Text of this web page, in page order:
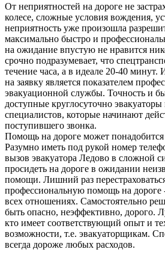
От неприятностей на дороге не
колесе, сложные условия вождения,
неприятность уже произошла
максимально быстро и
на ожидание впустую не нравится
срочно подразумевает, что
течение часа, а в идеале 20-40
на заявку является показателем
эвакуационной службы. Точность и
доступные круглосуточно эвакуаторы
специалистов, которые начинают
поступившего звонка.
Помощь на дороге может
Разумно иметь под рукой номер
вызов эвакуатора Ледово в сложной
просидеть на дороге в ожидании
помощи. Лишний раз
профессиональную помощь на дороге
всех отношениях. Самостоятельно
быть опасно, неэффективно, дорого.
кто имеет соответствующий опыт и
возможности, т.е. эвакуаторщикам.
всегда дороже любых расходов.